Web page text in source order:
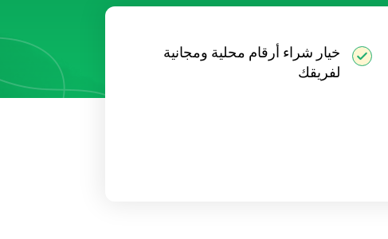
خيار شراء أرقام محلية ومجانية
لفريقك